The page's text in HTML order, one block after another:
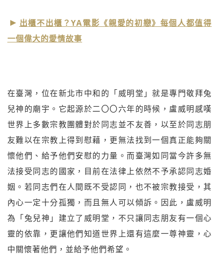
出櫃不出櫃？YA電影《親愛的初戀》每個人都值得
一個偉大的愛情故事
在臺灣，位在新北市中和的「威明堂」就是專門敬拜兔
兒神的廟宇。它起源於二〇〇六年的時候，盧威明感嘆
世界上多數宗教團體對於同志並不友善，以至於同志朋
友難以在宗教上得到慰藉，更無法找到一個真正能夠關
懷他們、給予他們安慰的力量。而臺灣如同當今許多無
法接受同志的國家，目前在法律上依然不予承認同志婚
姻。若同志們在人間既不受認同，也不被宗教接受，其
內心一定十分孤獨，而且無人可以傾訴。因此，盧威明
為「兔兒神」建立了威明堂，不只讓同志朋友有一個心
靈的依靠，更讓他們知道世界上還有這麼一尊神靈，心
中關懷著他們，並給予他們希望。